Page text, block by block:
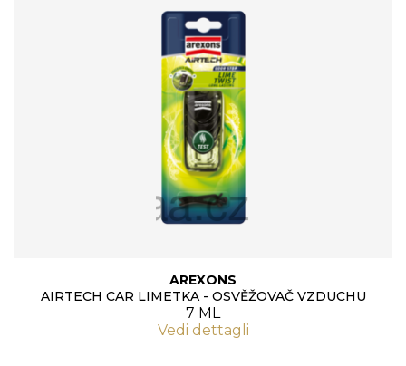
AREXONS
AIRTECH CAR LIMETKA - OSVĚŽOVAČ VZDUCHU
7 ML
Vedi dettagli